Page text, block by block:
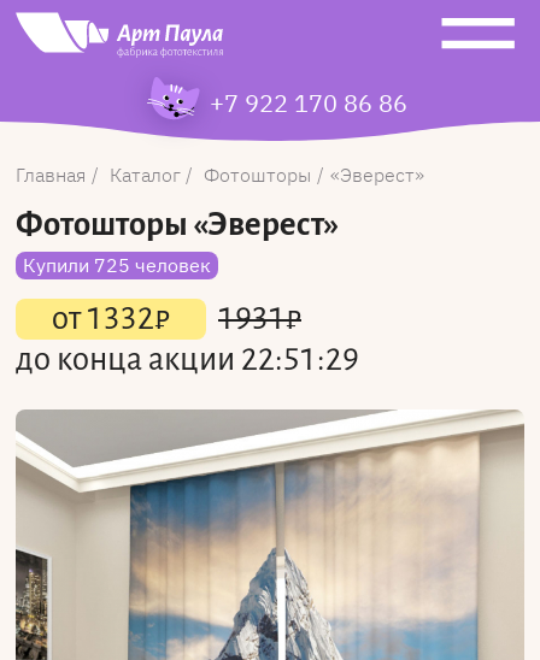
+7 922 170 86 86
Главная Каталог Фотошторы Эверест
Фотошторы «Эверест»
Купили 725 человек
от1332₽ 1931₽
до конца акции 22:51:29